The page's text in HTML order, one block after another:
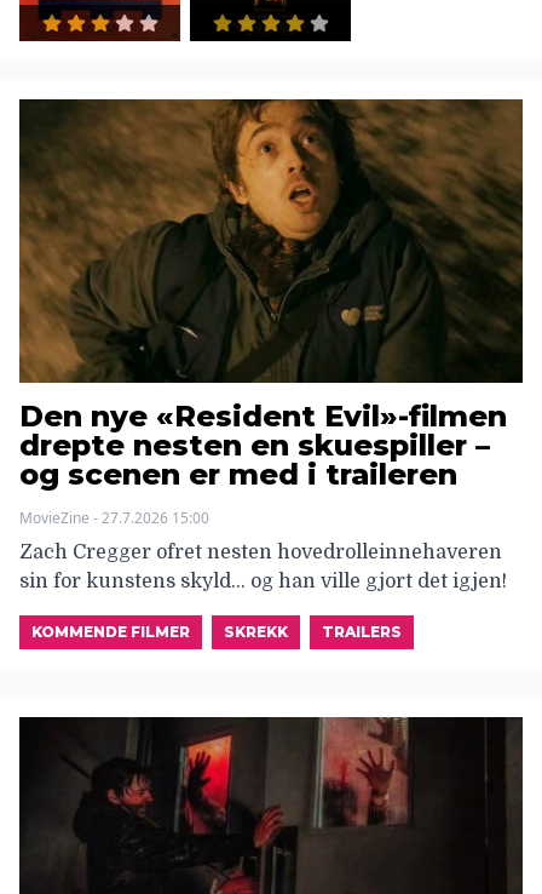
Den nye «Resident Evil»-filmen
drepte nesten en skuespiller –
og scenen er med i traileren
MovieZine - 27.7.2026 15:00
Zach Cregger ofret nesten hovedrolleinnehaveren
sin for kunstens skyld… og han ville gjort det igjen!
KOMMENDE FILMER SKREKK TRAILERS